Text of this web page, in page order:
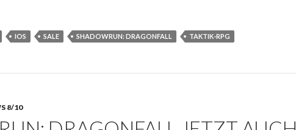
IOS SALE SHADOWRUN: DRAGONFALL TAKTIK-RPG
8/10